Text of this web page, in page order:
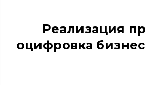
Реализация
оцифровка